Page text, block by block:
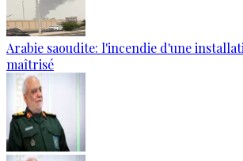
Arabie saoudite: l'incendie d'une
maîtrisé